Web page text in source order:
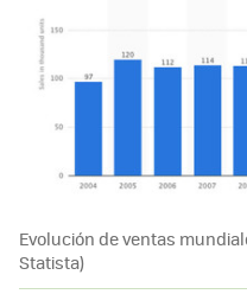
Evolución de ventas
Statista)